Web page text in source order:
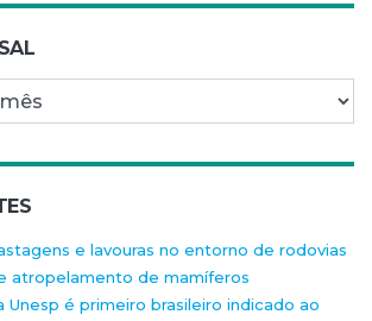
e lavouras no entorno de rodovias
atropelamento de mamíferos
Unesp é primeiro brasileiro indicado ao